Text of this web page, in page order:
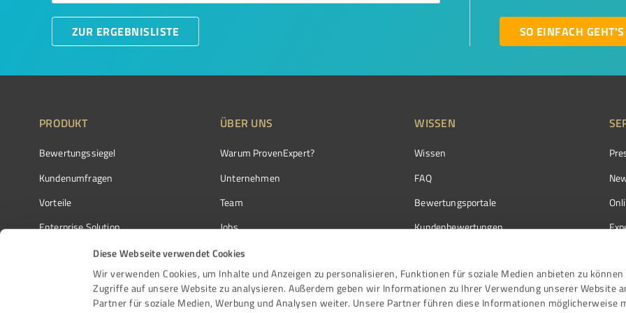
Diese Webseite verwendet Cookies
Wir verwenden Cookies, um Inhalte und Anzeigen zu personalisieren, Funktionen für soziale Medien anbieten zu können
Zugriffe auf unsere Website zu analysieren. Außerdem geben wir Informationen zu Ihrer Verwendung unserer Website
Partner für soziale Medien, Werbung und Analysen weiter. Unsere Partner führen diese Informationen möglicherweise
ZUR ERGEBNISLISTE SO EINFACH GEHT'S
PRODUKT
Bewertungssiegel
Kundenumfragen
Vorteile
Enterprise Solution
Partnerprogramm
Auszeichnungen
ÜBER UNS
Warum ProvenExpert?
Unternehmen
Team
Jobs
Kundenstimmen
Kontakt
WISSEN
Wissen
FAQ
Bewertungsportale
Kundenbewertungen
Bewertungs­richtlinien
Events